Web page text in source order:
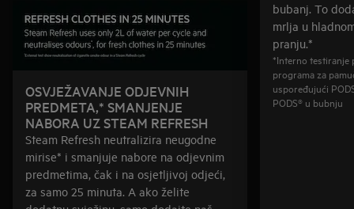
OSVJEŽAVANJE ODJEVNIH
PREDMETA,* SMANJENJE
NABORA UZ STEAM REFRESH
Steam Refresh neutralizira neugodne
mirise* i smanjuje nabore na odjevnim
predmetima, čak i na osjetljivoj odjeći,
za samo 25 minuta. A ako želite
bubanj. To
mrlja u
pranju.*
*Interno testiranje
programa za
uspoređujući
PODS® u bubnju